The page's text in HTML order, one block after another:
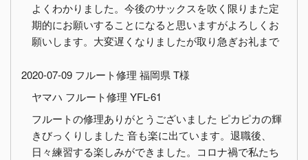
よくわかりました。今後のサックスを吹く限りまた定
期的にお願いすることになると思いますがよろしくお
願いします。大変遅くなりましたが取り急ぎお礼まで
2020-07-09 フルート修理 福岡県 T様
ヤマハ フルート修理 YFL-61
フルートの修理ありがとうございました ピカピカの輝
きびっくりしました 音も楽に出ています。退職後、
日々練習する楽しみができました。コロナ禍で私たち